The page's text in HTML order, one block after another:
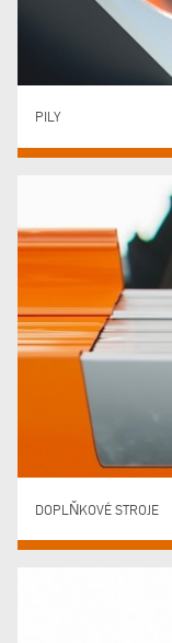
PILY
DOPLŇKOVÉ STROJE